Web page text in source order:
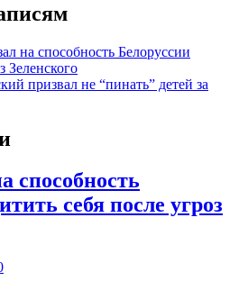
на способность Белоруссии
Зеленского
призвал не “пинать” детей за
способность
себя после угроз